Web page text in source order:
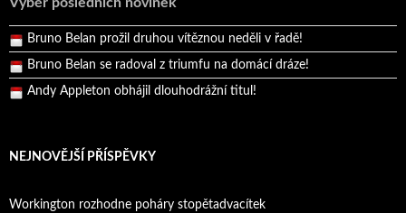
Pražský přebor neskrblil překvapeními!
Bruno Belan prožil druhou vítěznou neděli v řadě!
Bruno Belan se radoval z triumfu na domácí dráze!
Andy Appleton obhájil dlouhodrážní titul!
NEJNOVĚJŠÍ PŘÍSPĚVKY
Workington rozhodne poháry stopětadvacítek